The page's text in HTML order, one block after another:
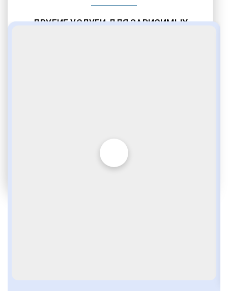
ДРУГИЕ УСЛУГИ ДЛЯ ЗАВИСИМЫХ